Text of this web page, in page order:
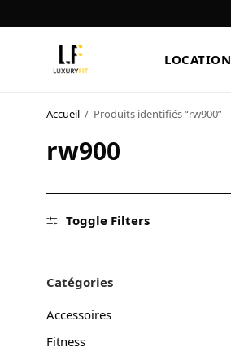
LOCATION
Accueil / Produits identifiés “rw900”
rw900
Toggle Filters
Catégories
Accessoires
Fitness
CONTACT
Blog